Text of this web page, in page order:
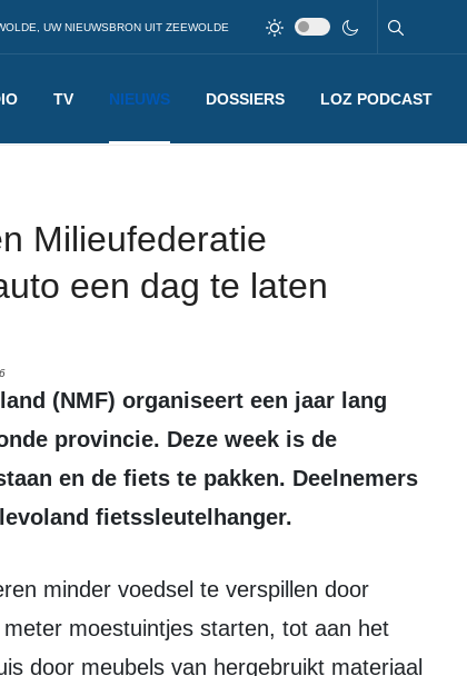
UW NIEUWSBRON UIT ZEEWOLDE
TV NIEUWS DOSSIERS LOZ PODCAST
Milieufederatie
een dag te laten
provincie. Deze week is de
en de fiets te pakken. Deelnemers
fietssleutelhanger.
moestuintjes starten, tot aan het
door meubels van hergebruikt materiaal